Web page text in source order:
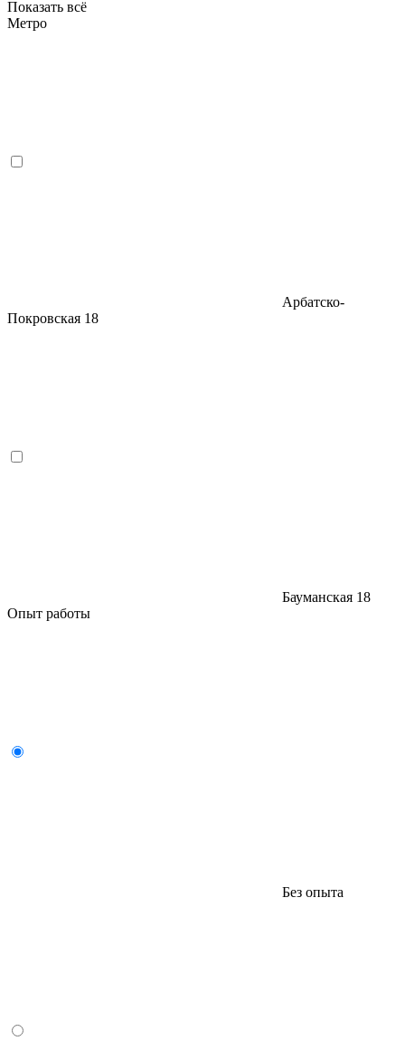
Показать всё
Метро
Арбатско-
Покровская 18
Бауманская 18
Опыт работы
Без опыта